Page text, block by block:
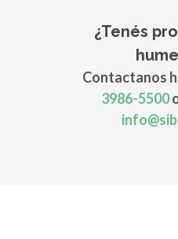
¿Tenés
Contactanos
3986-5500